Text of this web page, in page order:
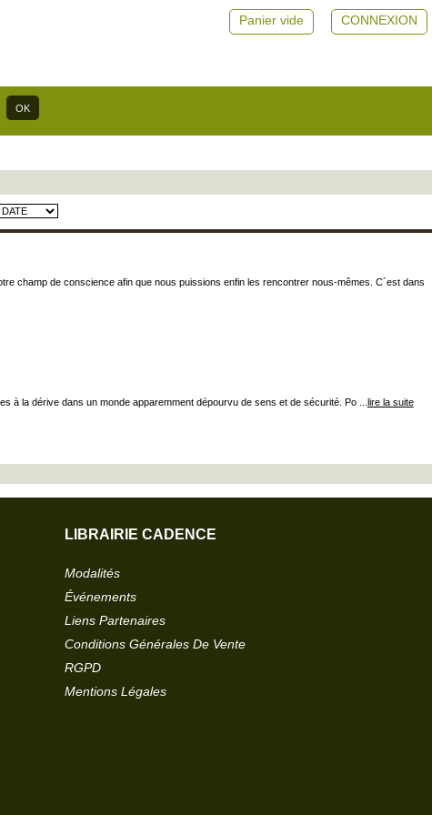
CONNEXION
Panier vide
champ de conscience afin que nous puissions enfin les rencontrer nous-mêmes. C´est dans
la dérive dans un monde apparemment dépourvu de sens et de sécurité. Po ... lire la suite
LIBRAIRIE CADENCE
Modalités
Événements
Liens Partenaires
Conditions Générales De Vente
RGPD
Mentions Légales